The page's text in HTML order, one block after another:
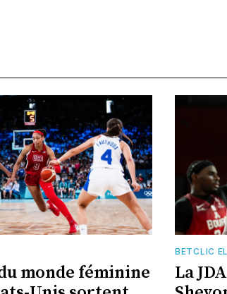
monde féminine
BETCLIC
La